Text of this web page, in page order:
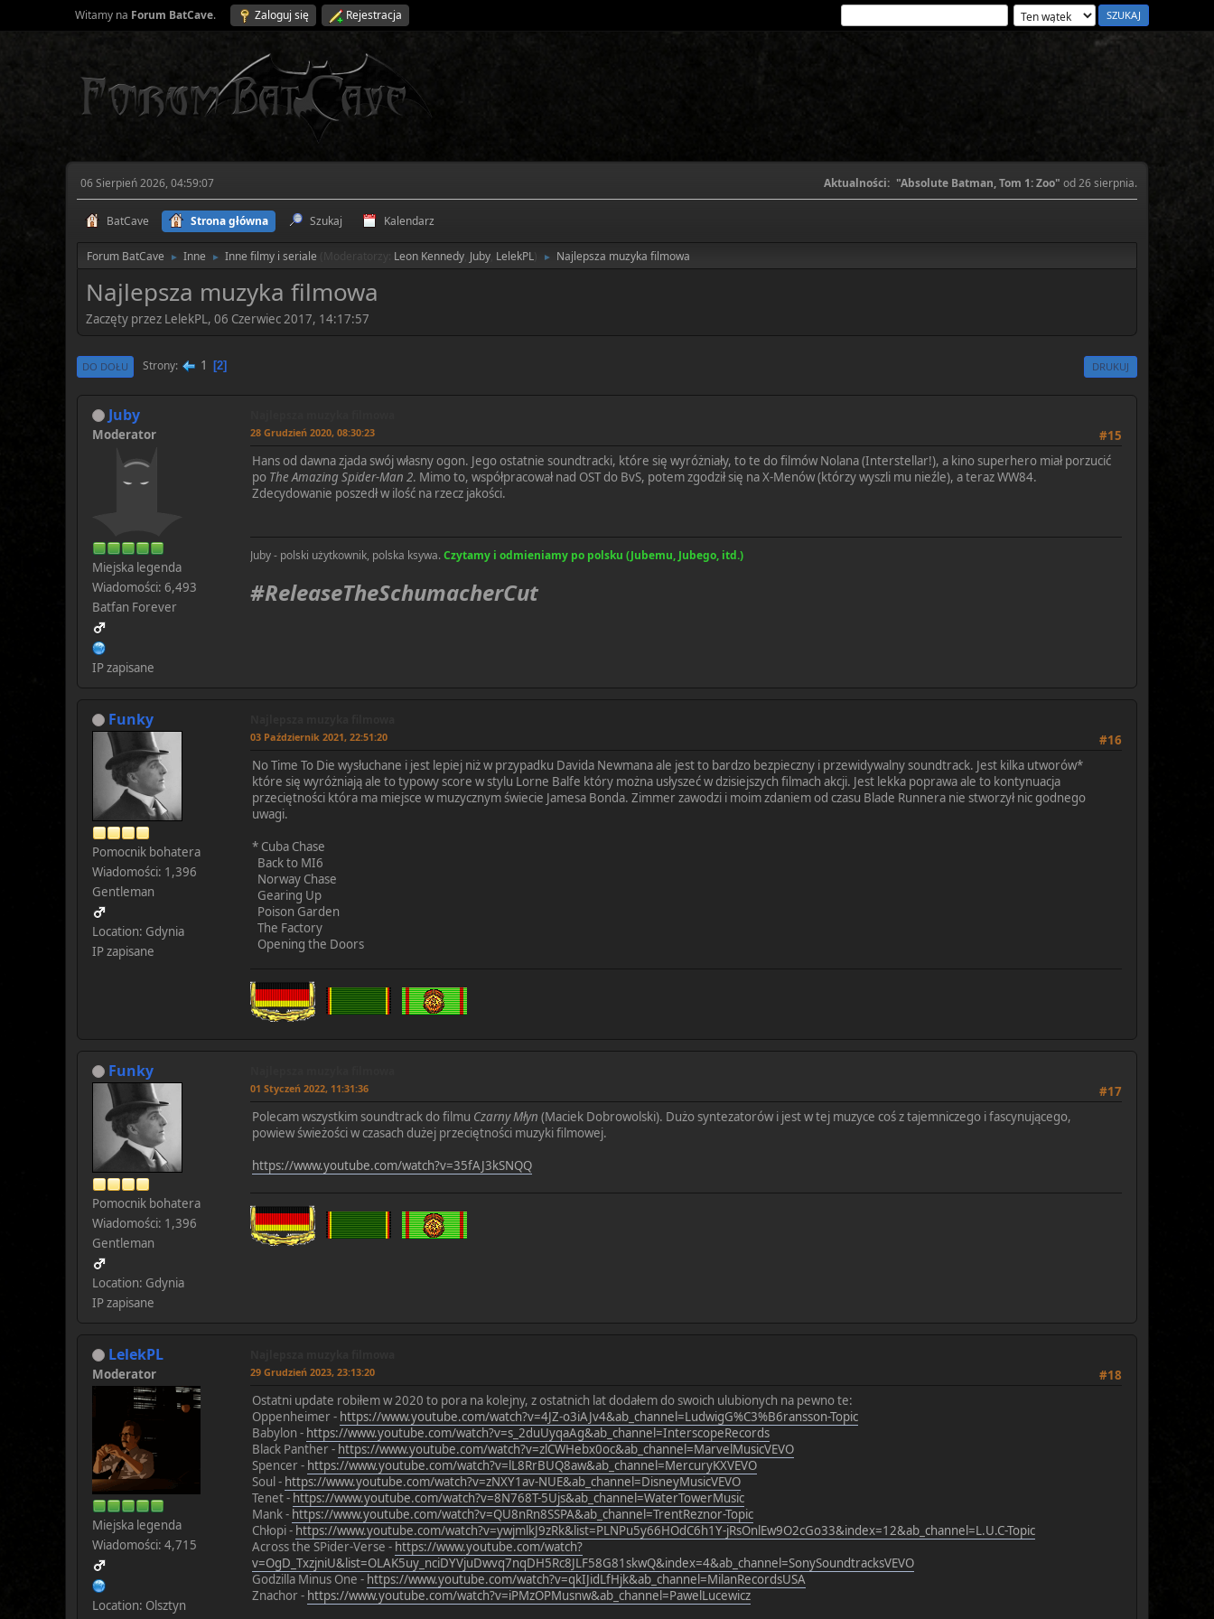
Witamy na Forum BatCave. Zaloguj się Rejestracja
06 Sierpień 2026, 04:59:07 Aktualności: "Absolute Batman, Tom 1: Zoo" od 26 sierpnia.
BatCave Strona główna Szukaj Kalendarz
Forum BatCave ► Inne ► Inne filmy i seriale (Moderatorzy: Leon Kennedy, Juby, LelekPL) ► Najlepsza muzyka filmowa
Najlepsza muzyka filmowa
Zaczęty przez LelekPL, 06 Czerwiec 2017, 14:17:57
DRUKUJ
DO DOŁU Strony 1 2
Juby
Moderator
Miejska legenda
Wiadomości: 6,493
Batfan Forever
IP zapisane
#15
28 Grudzień 2020, 08:30:23
Hans od dawna zjada swój własny ogon. Jego ostatnie soundtracki, które się wyróżniały, to te do filmów Nolana (Interstellar!), a kino superhero miał porzucić
po The Amazing Spider-Man 2. Mimo to, współpracował nad OST do BvS, potem zgodził się na X-Menów (którzy wyszli mu nieźle), a teraz WW84.
Zdecydowanie poszedł w ilość na rzecz jakości.
Juby - polski użytkownik, polska ksywa.Czytamy i odmieniamy po polsku (Jubemu, Jubego, itd.)
#ReleaseTheSchumacherCut
Funky
Pomocnik bohatera
Wiadomości: 1,396
Gentleman
Location: Gdynia
IP zapisane
#16
03 Październik 2021, 22:51:20
No Time To Die wysłuchane i jest lepiej niż w przypadku Davida Newmana ale jest to bardzo bezpieczny i przewidywalny soundtrack. Jest kilka utworów*
które się wyróżniają ale to typowy score w stylu Lorne Balfe który można usłyszeć w dzisiejszych filmach akcji. Jest lekka poprawa ale to kontynuacja
przeciętności która ma miejsce w muzycznym świecie Jamesa Bonda. Zimmer zawodzi i moim zdaniem od czasu Blade Runnera nie stworzył nic godnego
uwagi.
* Cuba Chase
Back to MI6
Norway Chase
Gearing Up
Poison Garden
The Factory
Opening the Doors
Funky
Pomocnik bohatera
Wiadomości: 1,396
Gentleman
Location: Gdynia
IP zapisane
#17
01 Styczeń 2022, 11:31:36
Polecam wszystkim soundtrack do filmu Czarny Młyn (Maciek Dobrowolski). Dużo syntezatorów i jest w tej muzyce coś z tajemniczego i fascynującego,
powiew świeżości w czasach dużej przeciętności muzyki filmowej.
https://www.youtube.com/watch?v=35fAJ3kSNQQ
LelekPL
Moderator
Miejska legenda
Wiadomości: 4,715
Location: Olsztyn
#18
29 Grudzień 2023, 23:13:20
Ostatni update robiłem w 2020 to pora na kolejny, z ostatnich lat dodałem do swoich ulubionych na pewno te:
Oppenheimer - https://www.youtube.com/watch?v=4JZ-o3iAJv4&ab_channel=LudwigG%C3%B6ransson-Topic
Babylon - https://www.youtube.com/watch?v=s_2duUyqaAg&ab_channel=InterscopeRecords
Black Panther - https://www.youtube.com/watch?v=zlCWHebx0oc&ab_channel=MarvelMusicVEVO
Spencer - https://www.youtube.com/watch?v=lL8RrBUQ8aw&ab_channel=MercuryKXVEVO
Soul - https://www.youtube.com/watch?v=zNXY1av-NUE&ab_channel=DisneyMusicVEVO
Tenet - https://www.youtube.com/watch?v=8N768T-5Ujs&ab_channel=WaterTowerMusic
Mank - https://www.youtube.com/watch?v=QU8nRn8SSPA&ab_channel=TrentReznor-Topic
Chłopi - https://www.youtube.com/watch?v=ywjmlkJ9zRk&list=PLNPu5y66HOdC6h1Y-jRsOnlEw9O2cGo33&index=12&ab_channel=L.U.C-Topic
Across the SPider-Verse - https://www.youtube.com/watch?
v=OgD_TxzjniU&list=OLAK5uy_nciDYVjuDwvq7nqDH5Rc8JLF58G81skwQ&index=4&ab_channel=SonySoundtracksVEVO
Godzilla Minus One - https://www.youtube.com/watch?v=qkIJidLfHjk&ab_channel=MilanRecordsUSA
Znachor - https://www.youtube.com/watch?v=iPMzOPMusnw&ab_channel=PawelLucewicz